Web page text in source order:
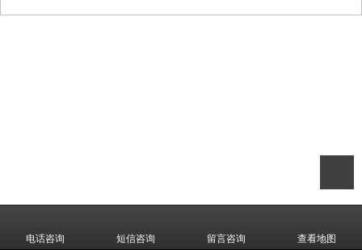
电话咨询 短信咨询 留言咨询 查看地图